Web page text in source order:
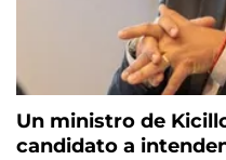
Un ministro de
candidato a